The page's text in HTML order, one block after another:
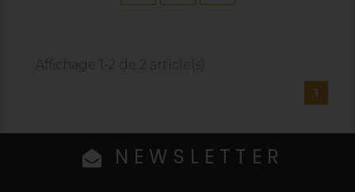
Affichage 1-2 de 2 article(s)
1
NEWSLETTER